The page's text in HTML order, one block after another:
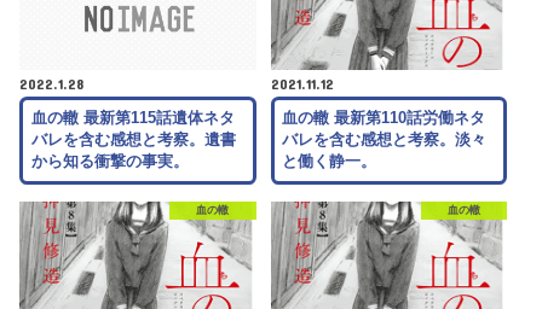
2022.1.28
血の轍 最新第115話遺体ネタ
バレを含む感想と考察。遺書
から知る衝撃の事実。
2021.11.12
血の轍 最新第110話労働ネタ
バレを含む感想と考察。淡々
と働く静一。
血の轍 血の轍